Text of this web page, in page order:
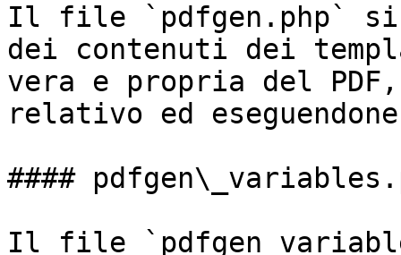
Il file `pdfgen.php` si
dei contenuti dei
vera e propria del
relativo ed
####
Il file